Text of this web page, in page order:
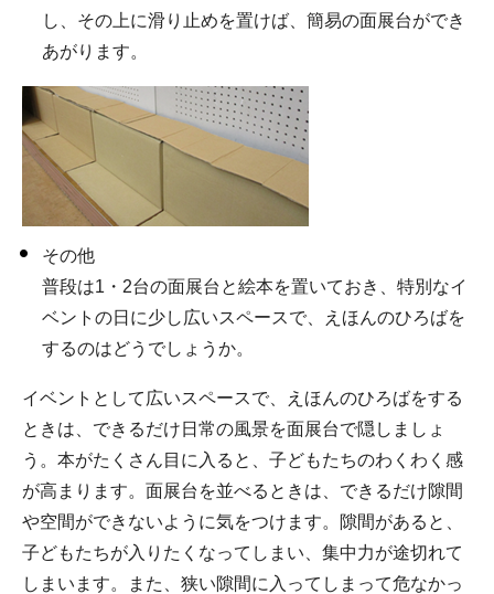
し、その上に滑り止めを置けば、簡易の面展台ができ
あがります。
その他
普段は1・2台の面展台と絵本を置いておき、特別なイ
ベントの日に少し広いスペースで、えほんのひろばを
するのはどうでしょうか。
イベントとして広いスペースで、えほんのひろばをする
ときは、できるだけ日常の風景を面展台で隠しましょ
う。本がたくさん目に入ると、子どもたちのわくわく感
が高まります。面展台を並べるときは、できるだけ隙間
や空間ができないように気をつけます。隙間があると、
子どもたちが入りたくなってしまい、集中力が途切れて
しまいます。また、狭い隙間に入ってしまって危なかっ